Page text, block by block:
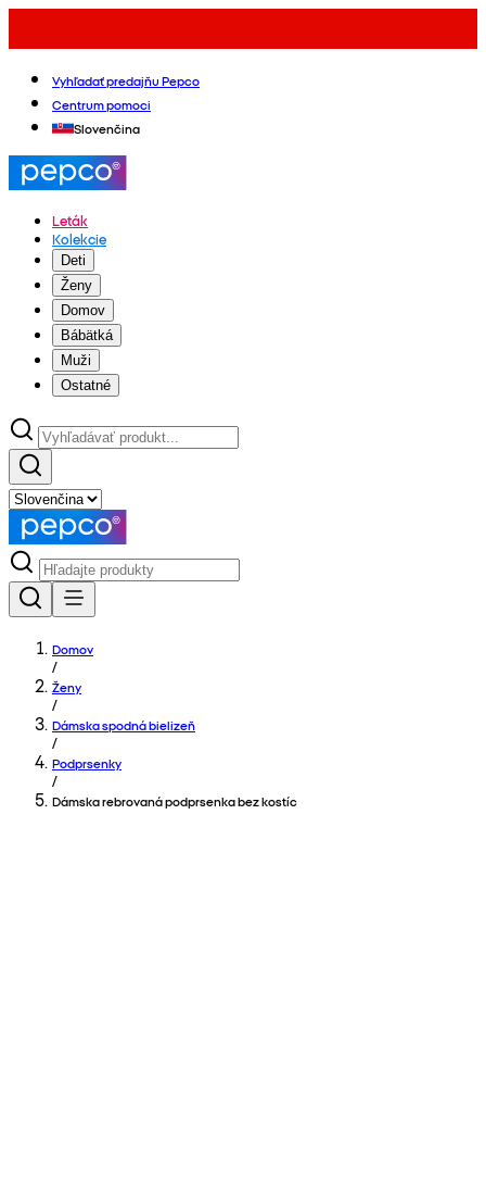
Vyhľadať predajňu Pepco
Centrum pomoci
Slovenčina
Leták
Kolekcie
Deti
Ženy
Domov
Bábätká
Muži
Ostatné
Domov
/
Ženy
/
Dámska spodná bielizeň
/
Podprsenky
/
Dámska rebrovaná podprsenka bez kostíc